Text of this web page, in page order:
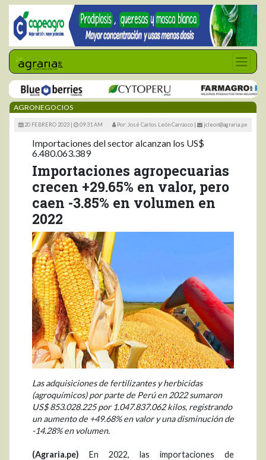
AGRONEGOCIOS
20 FEBRERO 2023 | 09:31 AM Por: José Carlos León Carrasco | jcleon@agraria.pe
Importaciones del sector alcanzan los US$
6.480.063.389
Importaciones agropecuarias
crecen +29.65% en valor, pero
caen -3.85% en volumen en
2022
Las adquisiciones de fertilizantes y herbicidas
(agroquímicos) por parte de Perú en 2022 sumaron
US$ 853.028.225 por 1.047.837.062 kilos, registrando
un aumento de +49.68% en valor y una disminución de
-14.28% en volumen.
(Agraria.pe) En 2022, las importaciones de